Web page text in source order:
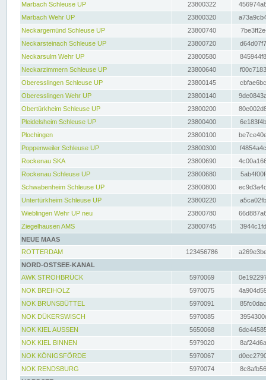
Marbach Schleuse UP
23800322
Marbach Wehr UP
23800320
Neckargemünd Schleuse UP
23800740
Neckarsteinach Schleuse UP
23800720
Neckarsulm Wehr UP
23800580
Neckarzimmern Schleuse UP
23800640
Oberesslingen Schleuse UP
23800145
Oberesslingen Wehr UP
23800140
Obertürkheim Schleuse UP
23800200
Pleidelsheim Schleuse UP
23800400
Plochingen
23800100
Poppenweiler Schleuse UP
23800300
Rockenau SKA
23800690
Rockenau Schleuse UP
23800680
Schwabenheim Schleuse UP
23800800
Untertürkheim Schleuse UP
23800220
Wieblingen Wehr UP neu
23800780
Ziegelhausen AMS
23800745
NEUE MAAS
ROTTERDAM
123456786
NORD-OSTSEE-KANAL
AWK STROHBRÜCK
5970069
NOK BREIHOLZ
5970075
NOK BRUNSBÜTTEL
5970091
NOK DÜKERSWISCH
5970085
NOK KIEL AUSSEN
5650068
NOK KIEL BINNEN
5979020
NOK KÖNIGSFÖRDE
5970067
NOK RENDSBURG
5970074